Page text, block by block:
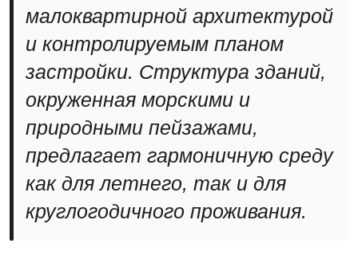
малоквартирной архитектурой
и контролируемым планом
застройки. Структура зданий,
окруженная морскими и
природными пейзажами,
предлагает гармоничную среду
как для летнего, так и для
круглогодичного проживания.